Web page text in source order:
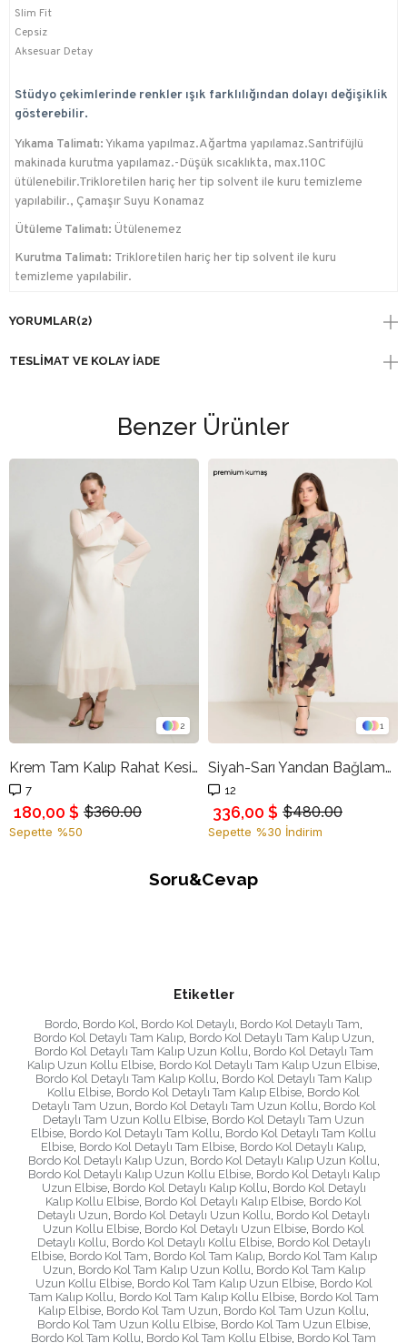
Slim Fit
Cepsiz
Aksesuar Detay
Stüdyo çekimlerinde renkler ışık farklılığından dolayı değişiklik
gösterebilir.
Yıkama Talimatı:Yıkama yapılmaz.Ağartma yapılamaz.Santrifüjlü
makinada kurutma yapılamaz.-Düşük sıcaklıkta, max.110C
ütülenebilir.Trikloretilen hariç her tip solvent ile kuru temizleme
yapılabilir., Çamaşır Suyu Konamaz
Ütüleme Talimatı: Ütülenemez
Kurutma Talimatı: Trikloretilen hariç her tip solvent ile kuru
temizleme yapılabilir.
YORUMLAR(2)
TESLIMAT VE KOLAY İADE
Benzer Ürünler
2
Krem Tam Kalıp Rahat Kesim Boyun Ve Etek Detaylı Elbise
7
$360.00
180,00 $
Sepette %50
1
Siyah-Sarı Yandan Bağlamalı Yırtmaç Detaylı Truvakar Kol Desenli Elbise
12
$480.00
336,00 $
Sepette %30 İndirim
Soru&Cevap
Etiketler
Bordo Bordo Kol Bordo Kol Detaylı Bordo Kol Detaylı Tam
Bordo Kol Detaylı Tam Kalıp, Bordo Kol Detaylı Tam Kalıp Uzun
Bordo Kol Detaylı Tam Kalıp Uzun Kollu Bordo Kol Detaylı Tam
Kalıp Uzun Kollu Elbise Bordo Kol Detaylı Tam Kalıp Uzun Elbise
Bordo Kol Detaylı Tam Kalıp Kollu Bordo Kol Detaylı Tam Kalıp
Kollu Elbise Bordo Kol Detaylı Tam Kalıp Elbise Bordo Kol
Detaylı Tam Uzun Bordo Kol Detaylı Tam Uzun Kollu Bordo Kol
Detaylı Tam Uzun Kollu Elbise Bordo Kol Detaylı Tam Uzun
Elbise Bordo Kol Detaylı Tam Kollu Bordo Kol Detaylı Tam Kollu
Elbise Bordo Kol Detaylı Tam Elbise Bordo Kol Detaylı Kalıp
Bordo Kol Detaylı Kalıp Uzun Bordo Kol Detaylı Kalıp Uzun Kollu
Bordo Kol Detaylı Kalıp Uzun Kollu Elbise, Bordo Kol Detaylı Kalıp
Uzun Elbise, Bordo Kol Detaylı Kalıp Kollu Bordo Kol Detaylı
Kalıp Kollu Elbise Bordo Kol Detaylı Kalıp Elbise Bordo Kol
Detaylı Uzun Bordo Kol Detaylı Uzun Kollu Bordo Kol Detaylı
Uzun Kollu Elbise Bordo Kol Detaylı Uzun Elbise Bordo Kol
Detaylı Kollu Bordo Kol Detaylı Kollu Elbise, Bordo Kol Detaylı
Elbise, Bordo Kol Tam Bordo Kol Tam Kalıp, Bordo Kol Tam Kalıp
Uzun Bordo Kol Tam Kalıp Uzun Kollu Bordo Kol Tam Kalıp
Uzun Kollu Elbise, Bordo Kol Tam Kalıp Uzun Elbise, Bordo Kol
Tam Kalıp Kollu Bordo Kol Tam Kalıp Kollu Elbise, Bordo Kol Tam
Kalıp Elbise Bordo Kol Tam Uzun Bordo Kol Tam Uzun Kollu
Bordo Kol Tam Uzun Kollu Elbise, Bordo Kol Tam Uzun Elbise,
Bordo Kol Tam Kollu Bordo Kol Tam Kollu Elbise Bordo Kol Tam